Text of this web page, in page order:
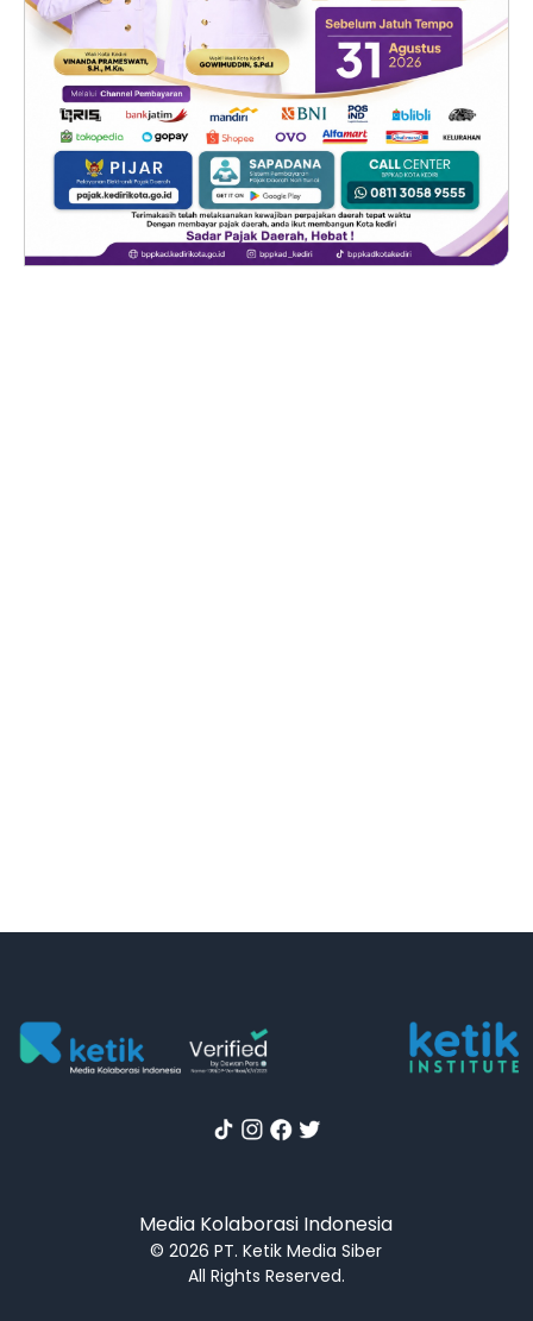
Media Kolaborasi Indonesia
© 2026 PT. Ketik Media Siber
All Rights Reserved.